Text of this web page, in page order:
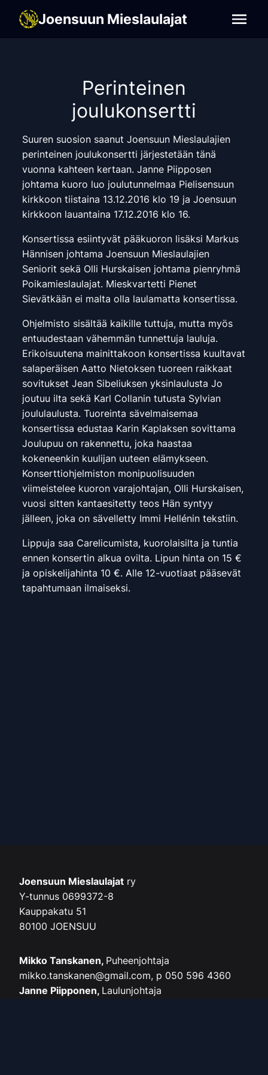
Joensuun Mieslaulajat
Joensuun Mieslaulajat
Perinteinen
joulukonsertti
Suuren suosion saanut Joensuun Mieslaulajien
perinteinen joulukonsertti järjestetään tänä
vuonna kahteen kertaan. Janne Piipposen
johtama kuoro luo joulutunnelmaa Pielisensuun
kirkkoon tiistaina 13.12.2016 klo 19 ja Joensuun
kirkkoon lauantaina 17.12.2016 klo 16.
Konsertissa esiintyvät pääkuoron lisäksi Markus
Hännisen johtama Joensuun Mieslaulajien
Seniorit sekä Olli Hurskaisen johtama pienryhmä
Poikamieslaulajat. Mieskvartetti Pienet
Sievätkään ei malta olla laulamatta konsertissa.
Ohjelmisto sisältää kaikille tuttuja, mutta myös
entuudestaan vähemmän tunnettuja lauluja.
Erikoisuutena mainittakoon konsertissa kuultavat
salaperäisen Aatto Nietoksen tuoreen raikkaat
sovitukset Jean Sibeliuksen yksinlaulustaJo
joutuu ilta sekä Karl Collanin tutusta Sylvian
joululaulusta. Tuoreinta sävelmaisemaa
konsertissa edustaa Karin Kaplaksen sovittama
Joulupuu on rakennettu, joka haastaa
kokeneenkin kuulijan uuteen elämykseen.
Konserttiohjelmiston monipuolisuuden
viimeistelee kuoron varajohtajan, Olli Hurskaisen,
vuosi sitten kantaesitetty teos Hän syntyy
jälleen, joka on sävelletty Immi Hellénin tekstiin.
Lippuja saa Carelicumista, kuorolaisilta ja tuntia
ennen konsertin alkua ovilta. Lipun hinta on 15 €
ja opiskelijahinta 10 €. Alle 12-vuotiaat pääsevät
tapahtumaan ilmaiseksi.
Joensuun Mieslaulajat ry
Y-tunnus 0699372-8
Kauppakatu 51
80100 JOENSUU
Mikko Tanskanen, Puheenjohtaja
mikko.tanskanen@gmail.com, p 050 596 4360
Janne Piipponen, Laulunjohtaja